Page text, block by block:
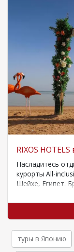
RIXOS HOTELS
Насладитесь
курорты All-
Шейхе, Египет.
туры в Японию